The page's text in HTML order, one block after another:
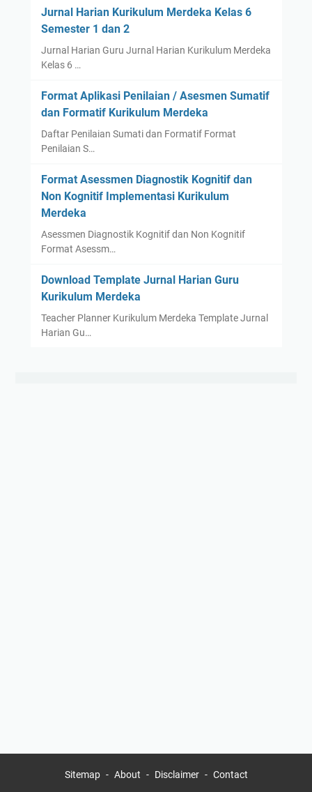
Jurnal Harian Kurikulum Merdeka Kelas 6
Semester 1 dan 2
Jurnal Harian Guru Jurnal Harian Kurikulum Merdeka
Kelas 6 …
Format Aplikasi Penilaian / Asesmen Sumatif
dan Formatif Kurikulum Merdeka
Daftar Penilaian Sumati dan Formatif Format
Penilaian S…
Format Asessmen Diagnostik Kognitif dan
Non Kognitif Implementasi Kurikulum
Merdeka
Asessmen Diagnostik Kognitif dan Non Kognitif
Format Asessm…
Download Template Jurnal Harian Guru
Kurikulum Merdeka
Teacher Planner Kurikulum Merdeka Template Jurnal
Harian Gu…
Sitemap About Disclaimer Contact